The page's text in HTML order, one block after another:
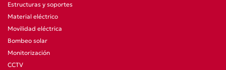
Estructuras y soportes
Material eléctrico
Movilidad eléctrica
Bombeo solar
Monitorización
CCTV